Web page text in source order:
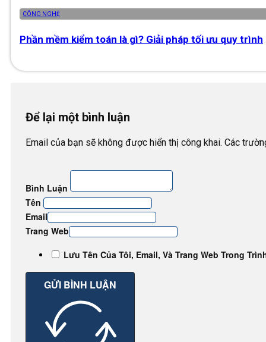
CÔNG NGHỆ
Phần mềm kiểm toán là gì? Giải pháp tối ưu quy trình
Để lại một bình luận
Email của bạn sẽ không được hiển thị công khai. Các
Bình Luận
Tên
Email
Trang Web
Lưu Tên Của Tôi, Email, Và Trang Web Trong
GỬI BÌNH LUẬN